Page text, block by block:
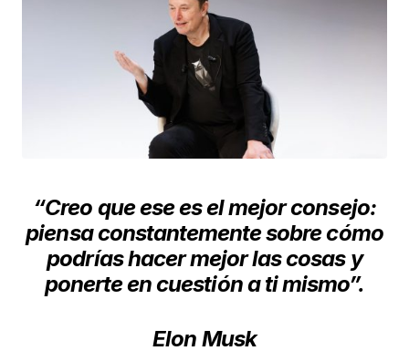
“Creo que ese es el mejor consejo:
piensa constantemente sobre cómo
podrías hacer mejor las cosas y
ponerte en cuestión a ti mismo”.
Elon Musk